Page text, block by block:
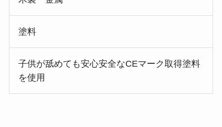
塗料
子供が舐めても安心安全なCEマーク取得塗料
を使用